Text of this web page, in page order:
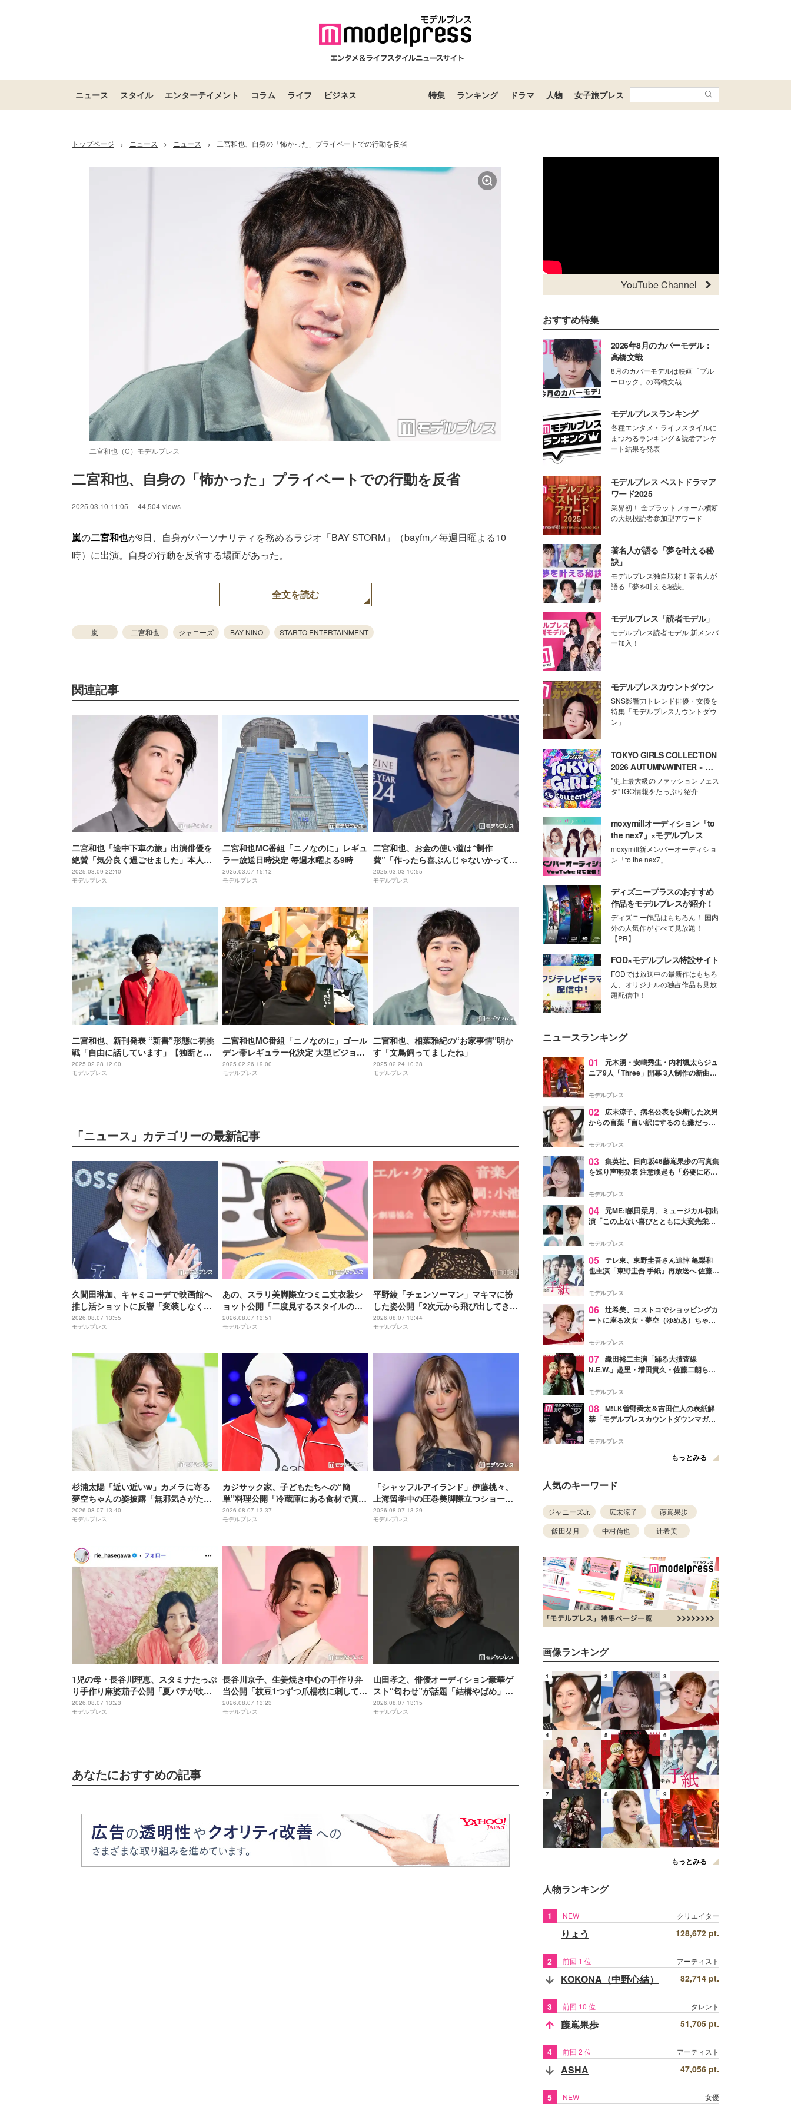
ニュース スタイル エンターテイメント コラム ライフ ビジネス 特集 ランキング ドラマ 人物 女子旅プレス
トップページ > ニュース > ニュース > 二宮和也、自身の「怖かった」プライベートでの行動を反省
二宮和也（C）モデルプレス
二宮和也、自身の「怖かった」プライベートでの行動を反省
2025.03.10 11:05 44,504 views
嵐の二宮和也が9日、自身がパーソナリティを務めるラジオ「BAY STORM」（bayfm／毎週日曜よる10
時）に出演。自身の行動を反省する場面があった。
全文を読む
嵐 二宮和也 ジャニーズ BAY NINO STARTO ENTERTAINMENT
関連記事
二宮和也「途中下車の旅」出演俳優を
絶賛「気分良く過ごせました」本人が
投稿に反応「驚きと感激」
2025.03.09 22:40
モデルプレス
二宮和也MC番組「ニノなのに」レギュ
ラー放送日時決定 毎週水曜よる9時
2025.03.07 15:12
モデルプレス
二宮和也、お金の使い道は“制作
費”「作ったら喜ぶんじゃないかって動
き出している」
2025.03.03 10:55
モデルプレス
二宮和也、新刊発表 “新書”形態に初挑
戦「自由に話しています」【独断と偏
見】
2025.02.28 12:00
モデルプレス
二宮和也MC番組「ニノなのに」ゴール
デン帯レギュラー化決定 大型ビジョン
中継＆YouTube生配信で発表
2025.02.26 19:00
モデルプレス
二宮和也、相葉雅紀の“お家事情”明か
す「文鳥飼ってましたね」
2025.02.24 10:38
モデルプレス
「ニュース」カテゴリーの最新記事
久間田琳加、キャミコーデで映画館へ
推し活ショットに反響「変装しなくて
大丈夫？」「透明感レベチ」と反響
2026.08.07 13:55
モデルプレス
あの、スラリ美脚際立つミニ丈衣装シ
ョット公開「二度見するスタイルの良
さ」「完璧な着こなし」と反響
2026.08.07 13:51
モデルプレス
平野綾「チェンソーマン」マキマに扮
した姿公開「2次元から飛び出してきた
みたい」「美しさに思わず目を奪われ
た」と反響
2026.08.07 13:44
モデルプレス
杉浦太陽「近い近いw」カメラに寄る
夢空ちゃんの姿披露「無邪気さがたま
らない」「全てが愛おしい」の声
2026.08.07 13:40
モデルプレス
カジサック家、子どもたちへの“簡
単”料理公開「冷蔵庫にある食材で真似
できそう」「大人も喜びそうなメニュ
ー」の声
2026.08.07 13:37
モデルプレス
「シャッフルアイランド」伊藤桃々、
上海留学中の圧巻美脚際立つショーパ
ン姿に反響「身体の半分以上脚」「レ
ベチのスタイル」
2026.08.07 13:29
モデルプレス
1児の母・長谷川理恵、スタミナたっぷ
り手作り麻婆茄子公開「夏バテが吹っ
飛びそう」「食欲そそられる色」の声
2026.08.07 13:23
モデルプレス
長谷川京子、生姜焼き中心の手作り弁
当公開「枝豆1つずつ爪楊枝に刺してる
のマメ」「彩り綺麗」と反響
2026.08.07 13:23
モデルプレス
山田孝之、俳優オーディション豪華ゲ
スト“匂わせ”が話題「結構やばめ」緊
急で動画配信【THE OPEN CALL】
2026.08.07 13:15
モデルプレス
あなたにおすすめの記事
YouTube Channel
おすすめ特集
2026年8月のカバーモデル：
高橋文哉
8月のカバーモデルは映画「ブル
ーロック」の高橋文哉
モデルプレスランキング
各種エンタメ・ライフスタイルに
まつわるランキング＆読者アンケ
ート結果を発表
モデルプレス ベストドラマア
ワード2025
業界初！ 全プラットフォーム横断
の大規模読者参加型アワード
著名人が語る「夢を叶える秘
訣」
モデルプレス独自取材！著名人が
語る「夢を叶える秘訣」
モデルプレス「読者モデル」
モデルプレス読者モデル 新メンバ
ー加入！
モデルプレスカウントダウン
SNS影響力トレンド俳優・女優を
特集「モデルプレスカウントダウ
ン」
TOKYO GIRLS COLLECTION
2026 AUTUMN/WINTER × モ
デルプレス
"史上最大級のファッションフェス
タ"TGC情報をたっぷり紹介
moxymillオーディション「to
the nex7」×モデルプレス
moxymill新メンバーオーディショ
ン「to the nex7」
ディズニープラスのおすすめ
作品をモデルプレスが紹介！
ディズニー作品はもちろん！ 国内
外の人気作がすべて見放題！
【PR】
FOD×モデルプレス特設サイト
FODでは放送中の最新作はもちろ
ん、オリジナルの独占作品も見放
題配信中！
ニュースランキング
01
元木湧・安嶋秀生・内村颯太らジュ
ニア9人「Three」開幕 3人制作の新曲＆
進んで夢を掴みたい」【ゲネプロレポ】
モデルプレス
02
広末涼子、病名公表を決断した次男
からの言葉「言い訳にするのも嫌だっ
モデルプレス
03 集英社、日向坂46藤嶌果歩の写真集
を巡り声明発表 注意喚起も「必要に応じ
モデルプレス
04 元ME:I飯田栞月、ミュージカル初出
演「この上ない喜びとともに大変光栄」
ャスト発表
モデルプレス
05 テレ東、東野圭吾さん追悼 亀梨和
也主演「東野圭吾 手紙」再放送へ 佐藤隆
モデルプレス
06 辻希美、コストコでショッピングカ
ートに座る次女・夢空（ゆめあ）ちゃん
ぎ」「成長を感じる」の声
モデルプレス
07 織田裕二主演「踊る大捜査線
N.E.W.」趣里・増田貴久・佐藤二朗ら新
徴する“謎のキーワード”も
モデルプレス
08 M!LK曽野舜太＆吉田仁人の表紙解
禁「モデルプレスカウントダウンマガジ
モデルプレス
もっとみる
人気のキーワード
ジャニーズJr. 広末涼子
藤嶌果歩
飯田栞月
中村倫也 辻希美
画像ランキング
1 2 3
4 5 6
7 8 9
もっとみる
人物ランキング
1 NEW クリエイター
りょう 128,672 pt.
2 前回 1 位 アーティスト
KOKONA（中野心結） 82,714 pt.
3 前回 10 位 タレント
藤嶌果歩 51,705 pt.
4 前回 2 位 アーティスト
ASHA 47,056 pt.
5 NEW 女優